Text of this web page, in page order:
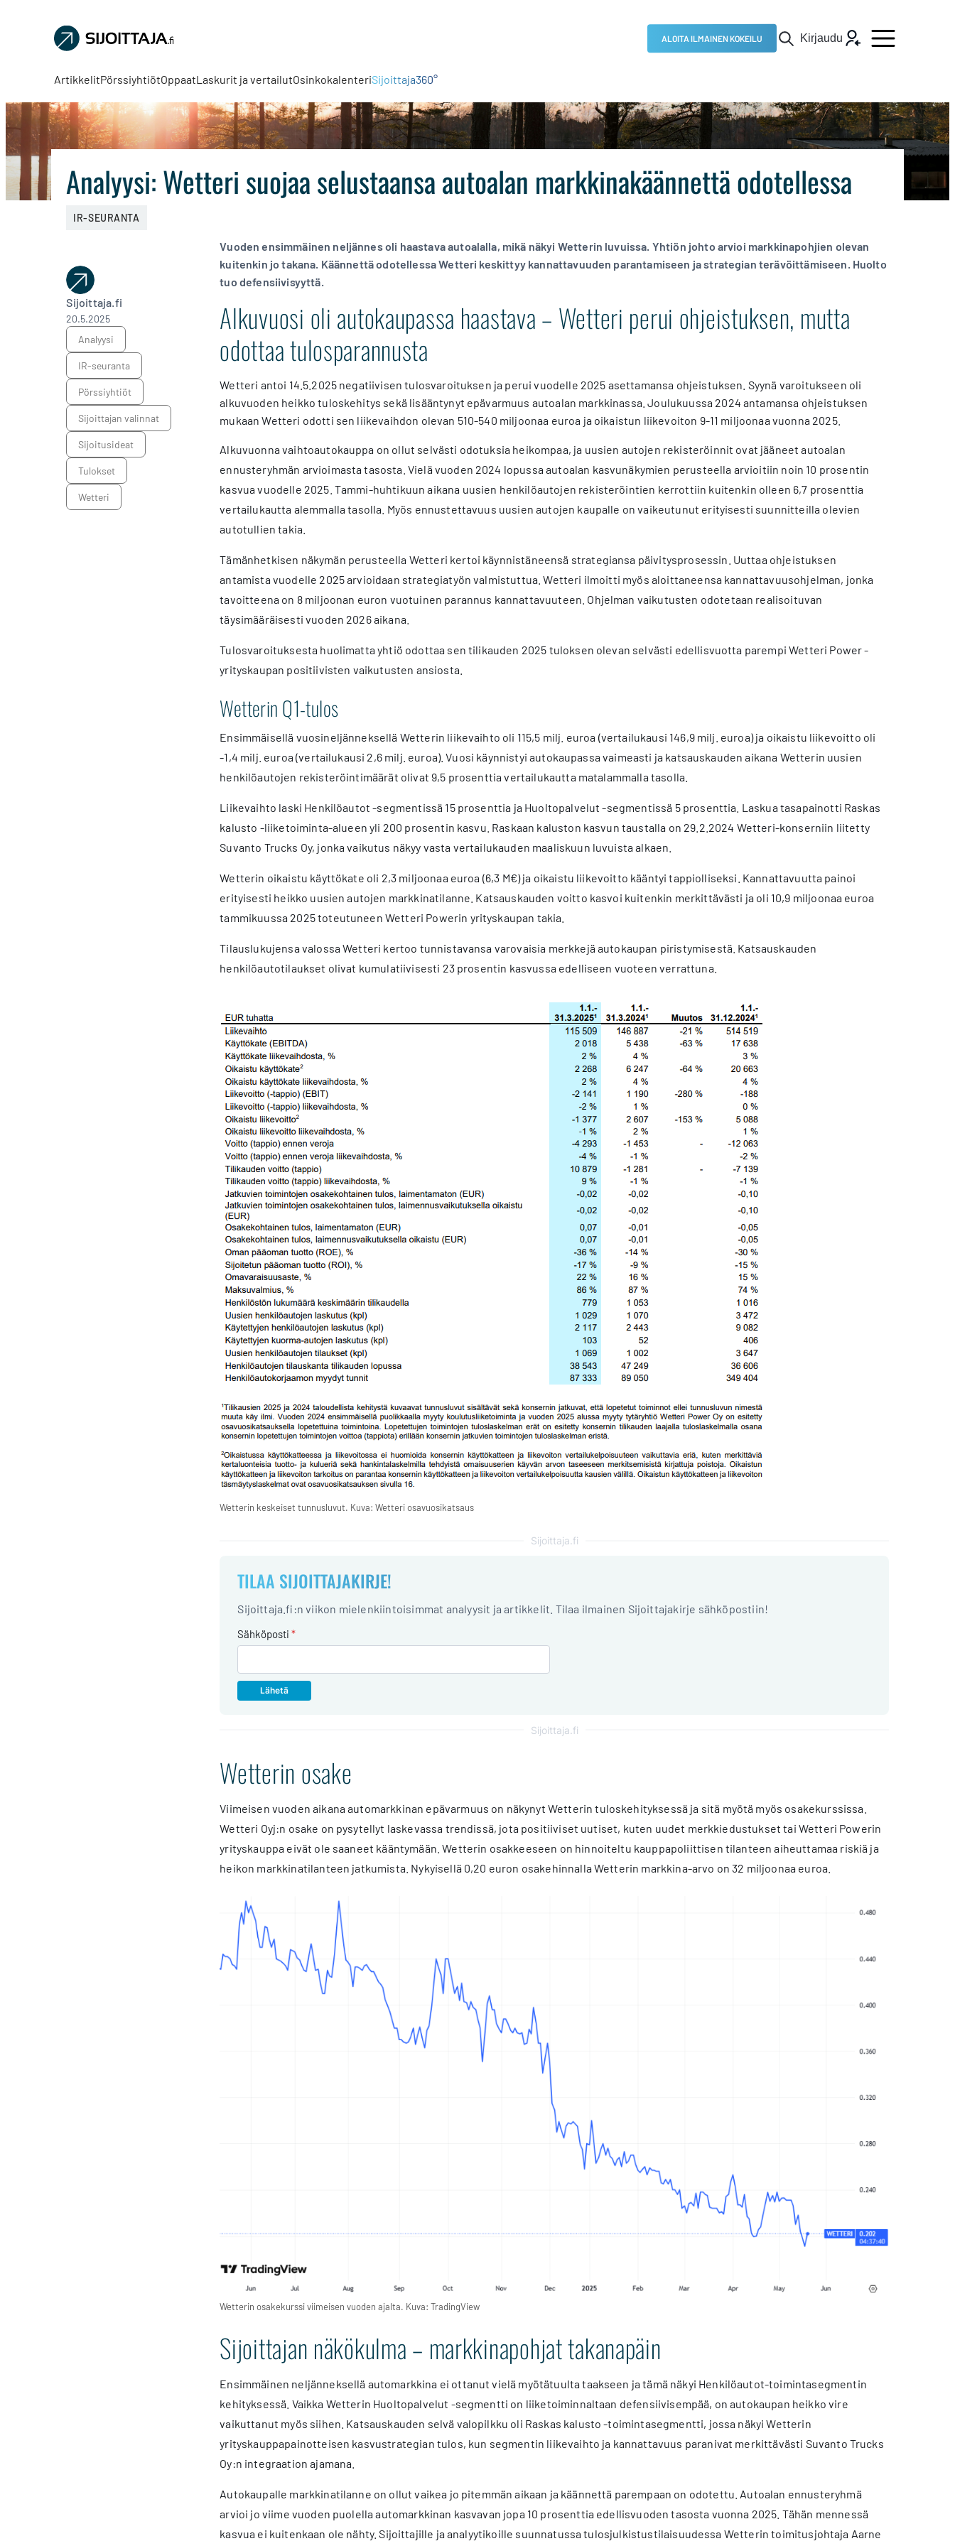
Sijoittaja.fi
Tee
sijoituspäätöksiä
ALOITA ILMAINEN KOKEILU Kirjaudu
ArtikkelitPörssiyhtiötOppaatLaskurit ja vertailutOsinkokalenteriSijoittaja360°
Analyysi: Wetteri suojaa selustaansa autoalan markkinakäännettä odotellessa
IR-SEURANTA
Sijoittaja.fi
20.5.2025
analyysi
IR-seuranta
pörssiyhtiöt
sijoittajan valinnat
sijoitusideat
tulokset
Wetteri
Vuoden ensimmäinen neljännes oli haastava autoalalla, mikä näkyi Wetterin luvuissa. Yhtiön johto arvioi markkinapohjien olevan
kuitenkin jo takana. Käännettä odotellessa Wetteri keskittyy kannattavuuden parantamiseen ja strategian terävöittämiseen. Huolto
tuo defensiivisyyttä.
Alkuvuosi oli autokaupassa haastava – Wetteri perui ohjeistuksen, mutta
odottaa tulosparannusta
Wetteri antoi 14.5.2025 negatiivisen tulosvaroituksen ja perui vuodelle 2025 asettamansa ohjeistuksen. Syynä varoitukseen oli
alkuvuoden heikko tuloskehitys sekä lisääntynyt epävarmuus autoalan markkinassa. Joulukuussa 2024 antamansa ohjeistuksen
mukaan Wetteri odotti sen liikevaihdon olevan 510-540 miljoonaa euroa ja oikaistun liikevoiton 9-11 miljoonaa vuonna 2025.
Alkuvuonna vaihtoautokauppa on ollut selvästi odotuksia heikompaa, ja uusien autojen rekisteröinnit ovat jääneet autoalan
ennusteryhmän arvioimasta tasosta. Vielä vuoden 2024 lopussa autoalan kasvunäkymien perusteella arvioitiin noin 10 prosentin
kasvua vuodelle 2025. Tammi-huhtikuun aikana uusien henkilöautojen rekisteröintien kerrottiin kuitenkin olleen 6,7 prosenttia
vertailukautta alemmalla tasolla. Myös ennustettavuus uusien autojen kaupalle on vaikeutunut erityisesti suunnitteilla olevien
autotullien takia.
Tämänhetkisen näkymän perusteella Wetteri kertoi käynnistäneensä strategiansa päivitysprosessin. Uuttaa ohjeistuksen
antamista vuodelle 2025 arvioidaan strategiatyön valmistuttua. Wetteri ilmoitti myös aloittaneensa kannattavuusohjelman, jonka
tavoitteena on 8 miljoonan euron vuotuinen parannus kannattavuuteen. Ohjelman vaikutusten odotetaan realisoituvan
täysimääräisesti vuoden 2026 aikana.
Tulosvaroituksesta huolimatta yhtiö odottaa sen tilikauden 2025 tuloksen olevan selvästi edellisvuotta parempi Wetteri Power -
yrityskaupan positiivisten vaikutusten ansiosta.
Wetterin Q1-tulos
Ensimmäisellä vuosineljänneksellä Wetterin liikevaihto oli 115,5 milj. euroa (vertailukausi 146,9 milj. euroa) ja oikaistu liikevoitto oli
-1,4 milj. euroa (vertailukausi 2,6 milj. euroa). Vuosi käynnistyi autokaupassa vaimeasti ja katsauskauden aikana Wetterin uusien
henkilöautojen rekisteröintimäärät olivat 9,5 prosenttia vertailukautta matalammalla tasolla.
Liikevaihto laski Henkilöautot -segmentissä 15 prosenttia ja Huoltopalvelut -segmentissä 5 prosenttia. Laskua tasapainotti Raskas
kalusto -liiketoiminta-alueen yli 200 prosentin kasvu. Raskaan kaluston kasvun taustalla on 29.2.2024 Wetteri-konserniin liitetty
Suvanto Trucks Oy, jonka vaikutus näkyy vasta vertailukauden maaliskuun luvuista alkaen.
Wetterin oikaistu käyttökate oli 2,3 miljoonaa euroa (6,3 M€) ja oikaistu liikevoitto kääntyi tappiolliseksi. Kannattavuutta painoi
erityisesti heikko uusien autojen markkinatilanne. Katsauskauden voitto kasvoi kuitenkin merkittävästi ja oli 10,9 miljoonaa euroa
tammikuussa 2025 toteutuneen Wetteri Powerin yrityskaupan takia.
Tilauslukujensa valossa Wetteri kertoo tunnistavansa varovaisia merkkejä autokaupan piristymisestä. Katsauskauden
henkilöautotilaukset olivat kumulatiivisesti 23 prosentin kasvussa edelliseen vuoteen verrattuna.
Wetterin keskeiset tunnusluvut. Kuva: Wetteri osavuosikatsaus
Sijoittaja.fi
TILAA SIJOITTAJAKIRJE!
Sijoittaja.fi:n viikon mielenkiintoisimmat analyysit ja artikkelit. Tilaa ilmainen Sijoittajakirje sähköpostiin!
Sähköposti *
Sijoittaja.fi
Wetterin osake
Viimeisen vuoden aikana automarkkinan epävarmuus on näkynyt Wetterin tuloskehityksessä ja sitä myötä myös osakekurssissa.
Wetteri Oyj:n osake on pysytellyt laskevassa trendissä, jota positiiviset uutiset, kuten uudet merkkiedustukset tai Wetteri Powerin
yrityskauppa eivät ole saaneet kääntymään. Wetterin osakkeeseen on hinnoiteltu kauppapoliittisen tilanteen aiheuttamaa riskiä ja
heikon markkinatilanteen jatkumista. Nykyisellä 0,20 euron osakehinnalla Wetterin markkina-arvo on 32 miljoonaa euroa.
Wetterin osakekurssi viimeisen vuoden ajalta. Kuva: TradingView
Sijoittajan näkökulma – markkinapohjat takanapäin
Ensimmäinen neljänneksellä automarkkina ei ottanut vielä myötätuulta taakseen ja tämä näkyi Henkilöautot-toimintasegmentin
kehityksessä. Vaikka Wetterin Huoltopalvelut -segmentti on liiketoiminnaltaan defensiivisempää, on autokaupan heikko vire
vaikuttanut myös siihen. Katsauskauden selvä valopilkku oli Raskas kalusto -toimintasegmentti, jossa näkyi Wetterin
yrityskauppapainotteisen kasvustrategian tulos, kun segmentin liikevaihto ja kannattavuus paranivat merkittävästi Suvanto Trucks
Oy:n integraation ajamana.
Autokaupalle markkinatilanne on ollut vaikea jo pitemmän aikaan ja käännettä parempaan on odotettu. Autoalan ennusteryhmä
arvioi jo viime vuoden puolella automarkkinan kasvavan jopa 10 prosenttia edellisvuoden tasosta vuonna 2025. Tähän mennessä
kasvua ei kuitenkaan ole nähty. Sijoittajille ja analyytikoille suunnatussa tulosjulkistustilaisuudessa Wetterin toimitusjohtaja Aarne